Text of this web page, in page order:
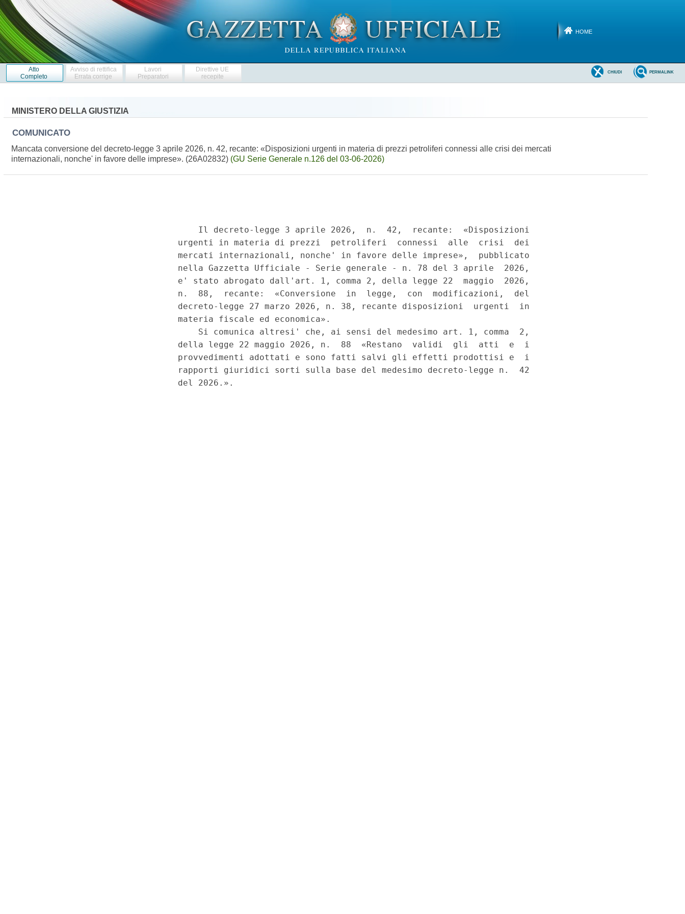
HOME
Atto
Completo
Avviso di rettifica
Errata corrige
Lavori
Preparatori
Direttive UE
recepite
PERMALINK
CHIUDI
MINISTERO DELLA GIUSTIZIA
COMUNICATO
Mancata conversione del decreto-legge 3 aprile 2026, n. 42, recante: «Disposizioni urgenti in materia di prezzi petroliferi connessi alle crisi dei mercati
internazionali, nonche' in favore delle imprese». (26A02832) (GU Serie Generale n.126 del 03-06-2026)